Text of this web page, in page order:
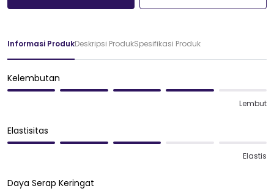
Informasi ProdukDeskripsi ProdukSpesifikasi Produk
Kelembutan
Lembut
Elastisitas
Elastis
Daya Serap Keringat